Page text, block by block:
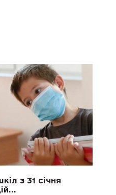
з 31 січня